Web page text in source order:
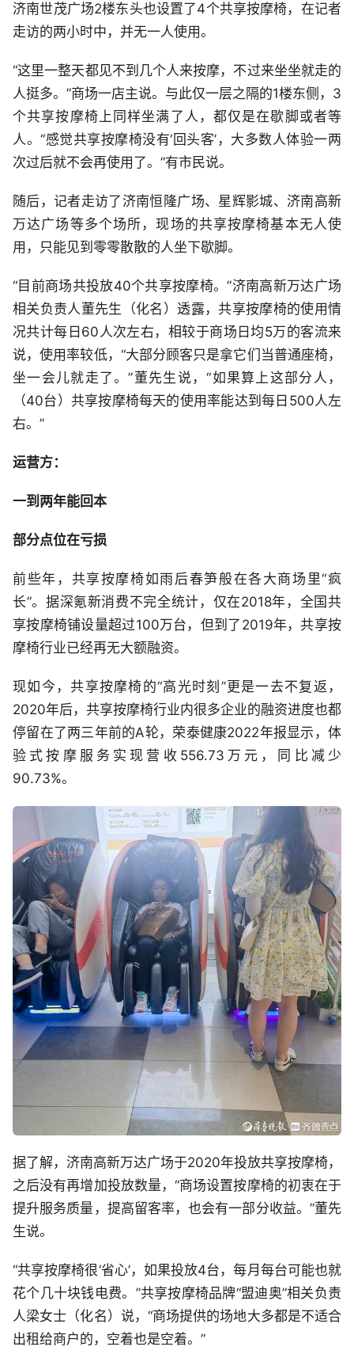
济南世茂广场2楼东头也设置了4个共享按摩椅，在记者
走访的两小时中，并无一人使用。
“这里一整天都见不到几个人来按摩，不过来坐坐就走的
人挺多。”商场一店主说。与此仅一层之隔的1楼东侧，3
个共享按摩椅上同样坐满了人，都仅是在歇脚或者等
人。“感觉共享按摩椅没有‘回头客’，大多数人体验一两
次过后就不会再使用了。”有市民说。
随后，记者走访了济南恒隆广场、星辉影城、济南高新
万达广场等多个场所，现场的共享按摩椅基本无人使
用，只能见到零零散散的人坐下歇脚。
“目前商场共投放40个共享按摩椅。”济南高新万达广场
相关负责人董先生（化名）透露，共享按摩椅的使用情
况共计每日60人次左右，相较于商场日均5万的客流来
说，使用率较低，“大部分顾客只是拿它们当普通座椅，
坐一会儿就走了。”董先生说，“如果算上这部分人，
（40台）共享按摩椅每天的使用率能达到每日500人左
右。”
运营方：
一到两年能回本
部分点位在亏损
前些年，共享按摩椅如雨后春笋般在各大商场里“疯
长”。据深氪新消费不完全统计，仅在2018年，全国共
享按摩椅铺设量超过100万台，但到了2019年，共享按
摩椅行业已经再无大额融资。
现如今，共享按摩椅的“高光时刻”更是一去不复返，
2020年后，共享按摩椅行业内很多企业的融资进度也都
停留在了两三年前的A轮，荣泰健康2022年报显示，体
验式按摩服务实现营收556.73万元，同比减少
90.73%。
据了解，济南高新万达广场于2020年投放共享按摩椅，
之后没有再增加投放数量，“商场设置按摩椅的初衷在于
提升服务质量，提高留客率，也会有一部分收益。”董先
生说。
“共享按摩椅很‘省心’，如果投放4台，每月每台可能也就
花个几十块钱电费。”共享按摩椅品牌“盟迪奥”相关负责
人梁女士（化名）说，“商场提供的场地大多都是不适合
出租给商户的，空着也是空着。”